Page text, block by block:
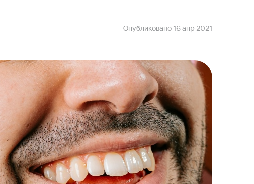
Опубликовано 16апр 2021